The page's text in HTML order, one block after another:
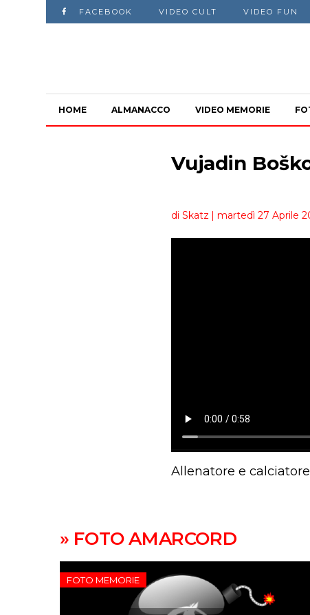
FACEBOOK VIDEO CULT VIDEO FUN
HOME ALMANACCO VIDEO MEMORIE
Vujadin
di Skatz | martedì 27 Aprile
Allenatore e
» FOTO AMARCORD
FOTO MEMORIE